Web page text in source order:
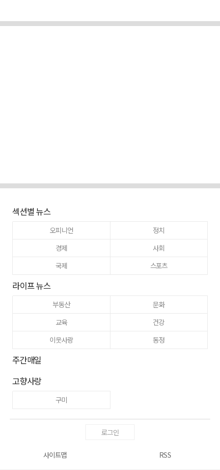
섹션별 뉴스
오피니언
정치
경제
사회
국제
스포츠
라이프 뉴스
부동산
문화
교육
건강
이웃사랑
동정
주간매일
고향사랑
구미
로그인
사이트맵 RSS